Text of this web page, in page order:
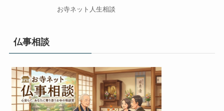
お寺ネット人生相談
仏事相談